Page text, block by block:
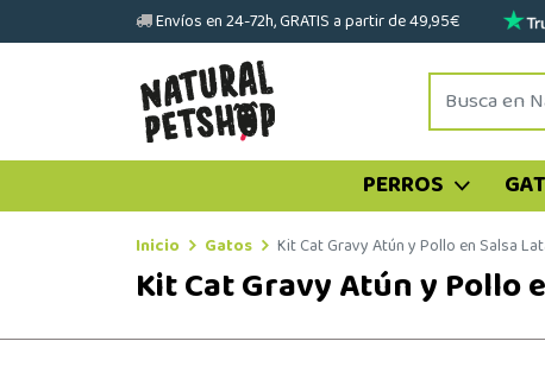
Envíos en 24-72h, GRATIS a partir de 49,95€
PERROS
Inicio Gatos Kit Cat Gravy Atún y Pollo en Salsa
Kit Cat Gravy Atún y Pollo